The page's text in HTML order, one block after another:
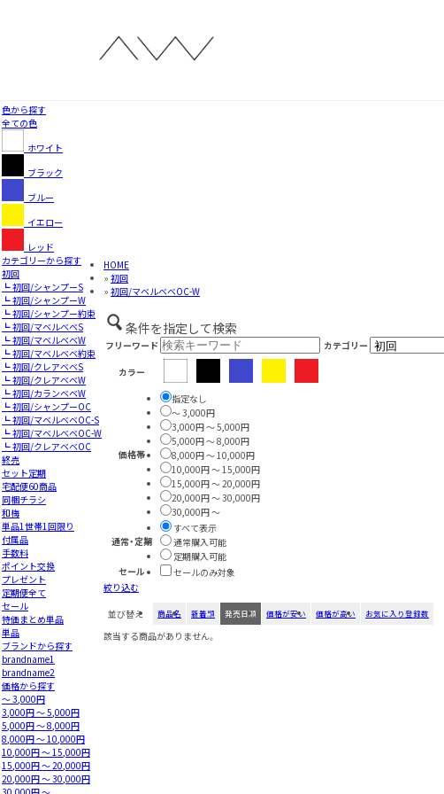
色から探す
全ての色
ホワイト
ブラック
ブルー
イエロー
レッド
カテゴリーから探す
初回
┗ 初回/シャンプーS
┗ 初回/シャンプーW
┗ 初回/シャンプー約束
┗ 初回/マベルベベS
┗ 初回/マベルベベW
┗ 初回/マベルベベ約束
┗ 初回/クレアベベS
┗ 初回/クレアベベW
┗ 初回/カランベベW
┗ 初回/シャンプーOC
┗ 初回/マベルベベOC-S
┗ 初回/マベルベベOC-W
┗ 初回/クレアベベOC
終売
セット定期
宅配便60商品
同梱チラシ
和梅
単品1世帯1回限り
付属品
手数料
ポイント交換
プレゼント
定期便全て
セール
特価まとめ単品
単品
ブランドから探す
brandname1
brandname2
価格から探す
～ 3,000円
3,000円 ～ 5,000円
5,000円 ～ 8,000円
8,000円 ～ 10,000円
10,000円 ～ 15,000円
15,000円 ～ 20,000円
20,000円 ～ 30,000円
HOME
» 初回
» 初回/マベルベベOC-W
条件を指定して検索
フリーワード
カテゴリー
カラー
価格帯
指定なし
～ 3,000円
3,000円 ～ 5,000円
5,000円 ～ 8,000円
8,000円 ～ 10,000円
10,000円 ～ 15,000円
15,000円 ～ 20,000円
20,000円 ～ 30,000円
30,000円 ～
通常・定期
すべて表示
通常購入可能
定期購入可能
セール
セールのみ対象
絞り込む
並び替え
商品名 新着順 発売日順 価格が安い 価格が高い お気に入り登録数
該当する商品がありません。